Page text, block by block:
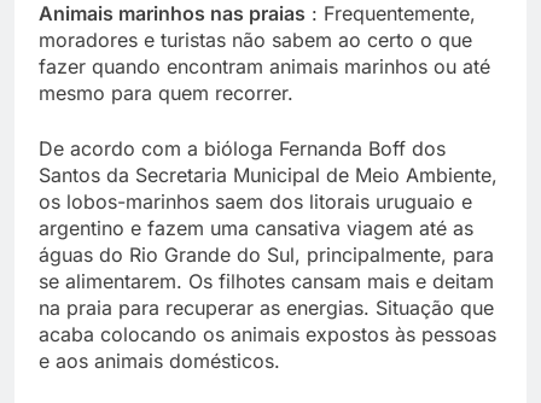
Animais marinhos nas praias : Frequentemente,
moradores e turistas não sabem ao certo o que
fazer quando encontram animais marinhos ou até
mesmo para quem recorrer.
De acordo com a bióloga Fernanda Boff dos
Santos da Secretaria Municipal de Meio Ambiente,
os lobos-marinhos saem dos litorais uruguaio e
argentino e fazem uma cansativa viagem até as
águas do Rio Grande do Sul, principalmente, para
se alimentarem. Os filhotes cansam mais e deitam
na praia para recuperar as energias. Situação que
acaba colocando os animais expostos às pessoas
e aos animais domésticos.